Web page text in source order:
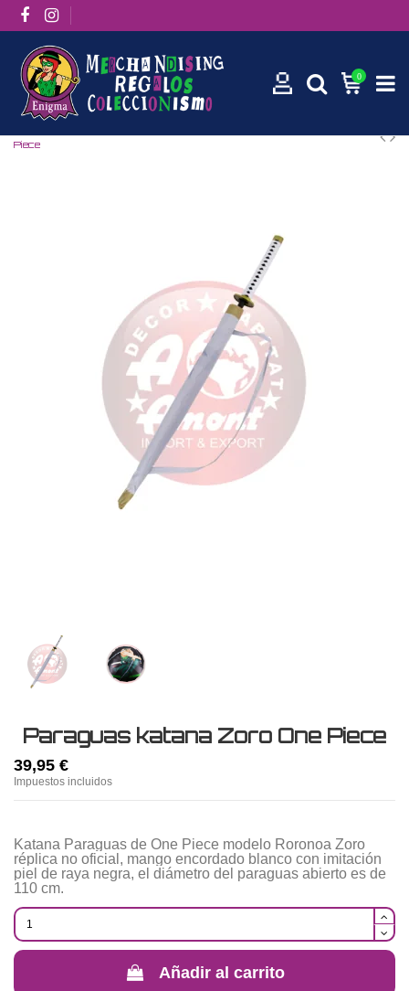
0
Piece
Paraguas katana Zoro One Piece
39,95 €
Impuestos incluidos
Katana Paraguas de One Piece modelo Roronoa Zoro
réplica no oficial, mango encordado blanco con imitación
piel de raya negra, el diámetro del paraguas abierto es de
110 cm.
Añadir al carrito